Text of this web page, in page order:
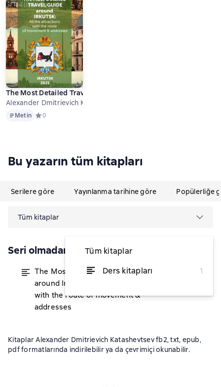
The Most Detailed Travel Guide around Irkutsk. All the
Alexander Dmitrievich Katashevtsev
MetinMetin Средний рейтинг 0 на основе 0 оценок
0
Bu yazarın tüm kitapları
Serilere göre Yayınlanma tarihine göre Popülerliğe
Tüm kitaplar
Tüm kitaplar
Ders kitapları
1
Seri olmadan
The Most Detailed Travel Guide
around Irkutsk. All the attractions
with the route of movement &
addresses
itibaren ₺115,74
Kitaplar Alexander Dmitrievich Katashevtsev fb2, txt, epub,
pdf formatlarında indirilebilir ya da çevrimiçi okunabilir.